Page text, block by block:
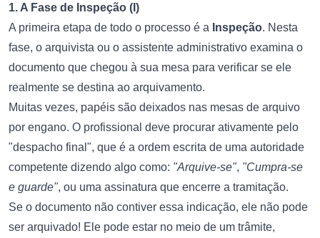
1. A Fase de Inspeção (I)
A primeira etapa de todo o processo é a Inspeção. Nesta
fase, o arquivista ou o assistente administrativo examina o
documento que chegou à sua mesa para verificar se ele
realmente se destina ao arquivamento.
Muitas vezes, papéis são deixados nas mesas de arquivo
por engano. O profissional deve procurar ativamente pelo
"despacho final", que é a ordem escrita de uma autoridade
competente dizendo algo como: "Arquive-se", "Cumpra-se
e guarde", ou uma assinatura que encerre a tramitação.
Se o documento não contiver essa indicação, ele não pode
ser arquivado! Ele pode estar no meio de um trâmite,